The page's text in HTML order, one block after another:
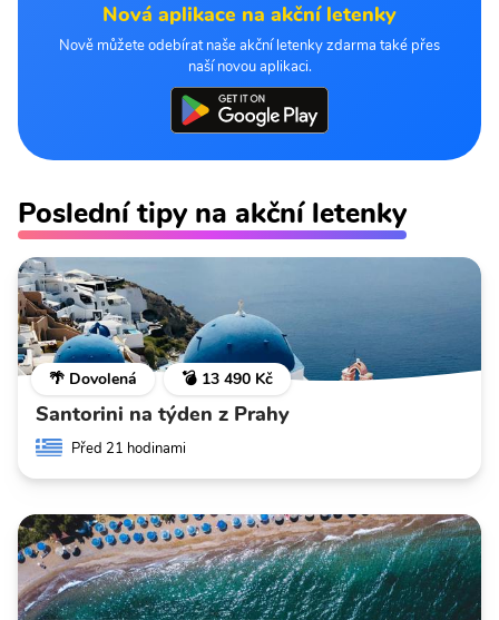
Nová aplikace na akční letenky
Nově můžete odebírat naše akční letenky zdarma také přes
naší novou aplikaci.
Poslední tipy na akční letenky
🌴 Dovolená 💣 13 490 Kč
Santorini na týden z Prahy
Před 21 hodinami